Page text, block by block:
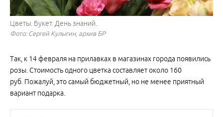
Цветы. Букет. День знаний.
Фото: Сергей Кулыгин, архив БР
Так, к 14 февраля на прилавках в магазинах города появились
розы. Стоимость одного цветка составляет около 160
руб. Пожалуй, это самый бюджетный, но не менее приятный
вариант подарка.